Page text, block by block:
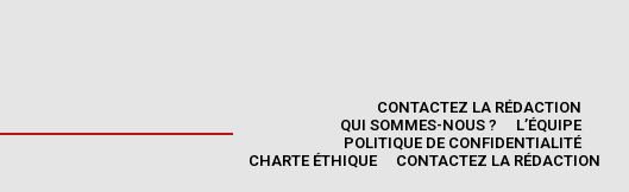
CONTACTEZ LA RÉDACTION
QUI SOMMES-NOUS ?
L’ÉQUIPE
POLITIQUE DE CONFIDENTIALITÉ
CHARTE ÉTHIQUE
CONTACTEZ LA RÉDACTION